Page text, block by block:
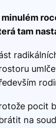
minulém
tam
pocit
na